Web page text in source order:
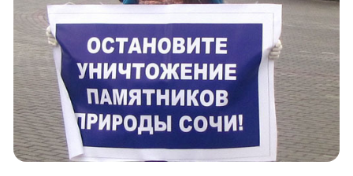
ЗАСТАВЛЯЕТ
КАВКАЗ ЗА ПАЛЕСТИНУ
ИНАКОМЫСЛИЕ В ЧЕЧНЕ
ПРЕСЛЕДОВАНИЕ АКТИВИСТОВ
МОБИЛИЗАЦИЯ И ПРОТЕСТЫ
Дагестан
Ингушетия
Кабардино-Балкария
Калмыкия
Карачаево-Черкесия
Краснодарский край
Нагорный Карабах